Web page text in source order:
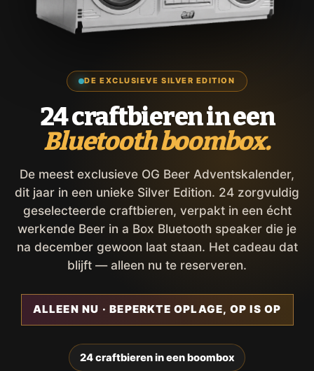
DE EXCLUSIEVE SILVER EDITION
24 craftbieren in een
Bluetooth boombox.
De meest exclusieve OG Beer Adventskalender,
dit jaar in een unieke Silver Edition. 24 zorgvuldig
geselecteerde craftbieren, verpakt in een écht
werkende Beer in a Box Bluetooth speaker die je
na december gewoon laat staan. Het cadeau dat
blijft — alleen nu te reserveren.
ALLEEN NU · BEPERKTE OPLAGE, OP IS OP
24 craftbieren in een boombox